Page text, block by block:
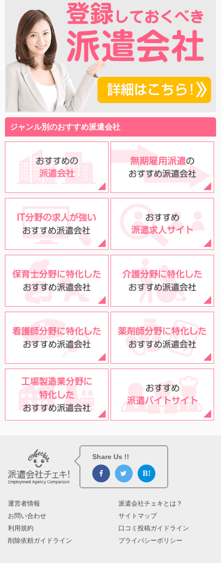
ジャンル別のおすすめ派遣会社
Share Us !!
運営者情報
派遣会社チェキとは？
お問い合わせ
サイトマップ
利用規約
口コミ投稿ガイドライン
削除依頼ガイドライン
プライバシーポリシー